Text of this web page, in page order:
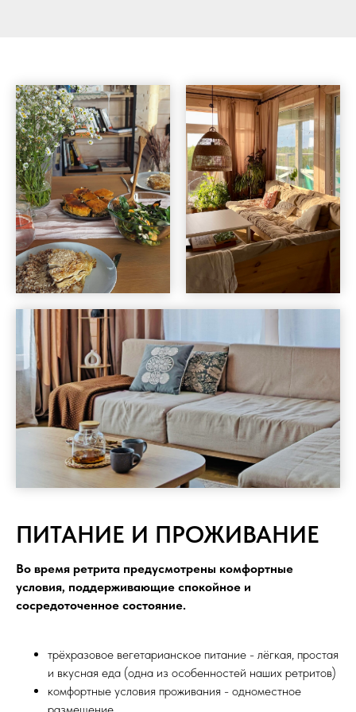
ПИТАНИЕ И ПРОЖИВАНИЕ
Во время ретрита предусмотрены комфортные
условия, поддерживающие спокойное и
сосредоточенное состояние.
трёхразовое вегетарианское питание - лёгкая, простая
и вкусная еда (одна из особенностей наших ретритов)
комфортные условия проживания - одноместное
размещение